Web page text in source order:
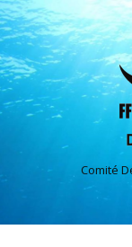
Comité